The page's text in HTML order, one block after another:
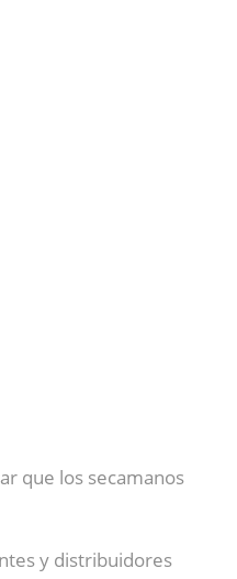
que los secamanos
y distribuidores